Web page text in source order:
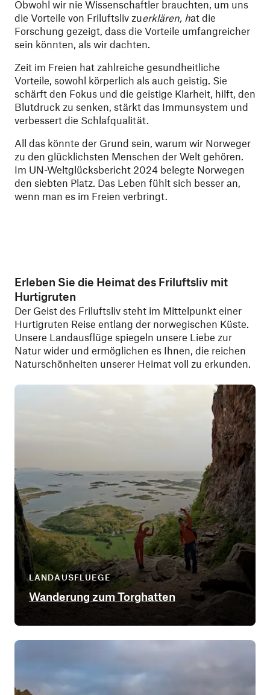
Obwohl wir nie Wissenschaftler brauchten, um uns
die Vorteile von Friluftsliv zuerklären, hat die
Forschung gezeigt, dass die Vorteile umfangreicher
sein könnten, als wir dachten.
Zeit im Freien hat zahlreiche gesundheitliche
Vorteile, sowohl körperlich als auch geistig. Sie
schärft den Fokus und die geistige Klarheit, hilft, den
Blutdruck zu senken, stärkt das Immunsystem und
verbessert die Schlafqualität.
All das könnte der Grund sein, warum wir Norweger
zu den glücklichsten Menschen der Welt gehören.
Im UN-Weltglücksbericht 2024 belegte Norwegen
den siebten Platz. Das Leben fühlt sich besser an,
wenn man es im Freien verbringt.
Erleben Sie die Heimat des Friluftsliv mit
Hurtigruten
Der Geist des Friluftsliv steht im Mittelpunkt einer
Hurtigruten Reise entlang der norwegischen Küste.
Unsere Landausflüge spiegeln unsere Liebe zur
Natur wider und ermöglichen es Ihnen, die reichen
Naturschönheiten unserer Heimat voll zu erkunden.
LANDAUSFLUEGE
Wanderung zum Torghatten